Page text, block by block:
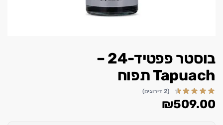
בוסטר פפטיד-24 –
Tapuach תפוח
(2 דירוגים)
₪509.00